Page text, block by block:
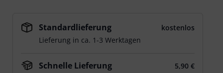
Standardlieferung
kostenlos
Lieferung in ca. 1-3 Werktagen
Schnelle Lieferung
5,90 €